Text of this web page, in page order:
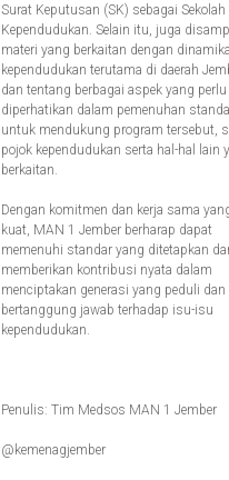
Surat Keputusan (SK) sebagai Sekolah
Kependudukan. Selain itu, juga
materi yang berkaitan dengan dinamika
kependudukan terutama di daerah
dan tentang berbagai aspek yang perlu
diperhatikan dalam pemenuhan
untuk mendukung program tersebut,
pojok kependudukan serta hal-hal lain
berkaitan.
Dengan komitmen dan kerja sama
kuat, MAN 1 Jember berharap dapat
memenuhi standar yang ditetapkan
memberikan kontribusi nyata dalam
menciptakan generasi yang peduli dan
bertanggung jawab terhadap isu-isu
kependudukan.
Penulis: Tim Medsos MAN 1 Jember
@kemenagjember